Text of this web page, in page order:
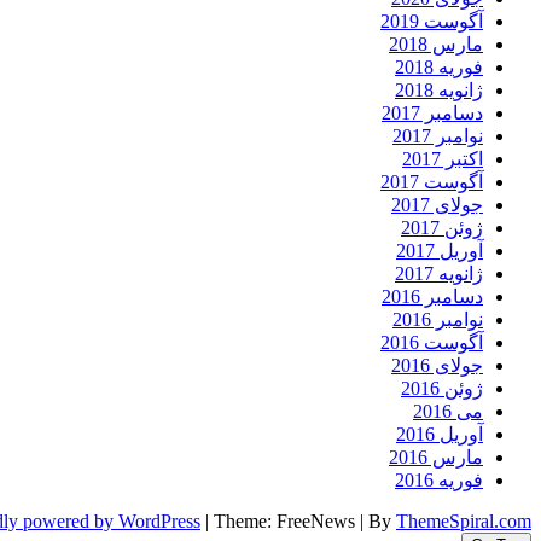
آگوست 2019
مارس 2018
فوریه 2018
ژانویه 2018
دسامبر 2017
نوامبر 2017
اکتبر 2017
آگوست 2017
جولای 2017
ژوئن 2017
آوریل 2017
ژانویه 2017
دسامبر 2016
نوامبر 2016
آگوست 2016
جولای 2016
ژوئن 2016
می 2016
آوریل 2016
مارس 2016
فوریه 2016
powered by WordPress | Theme: FreeNews | By ThemeSpiral.com